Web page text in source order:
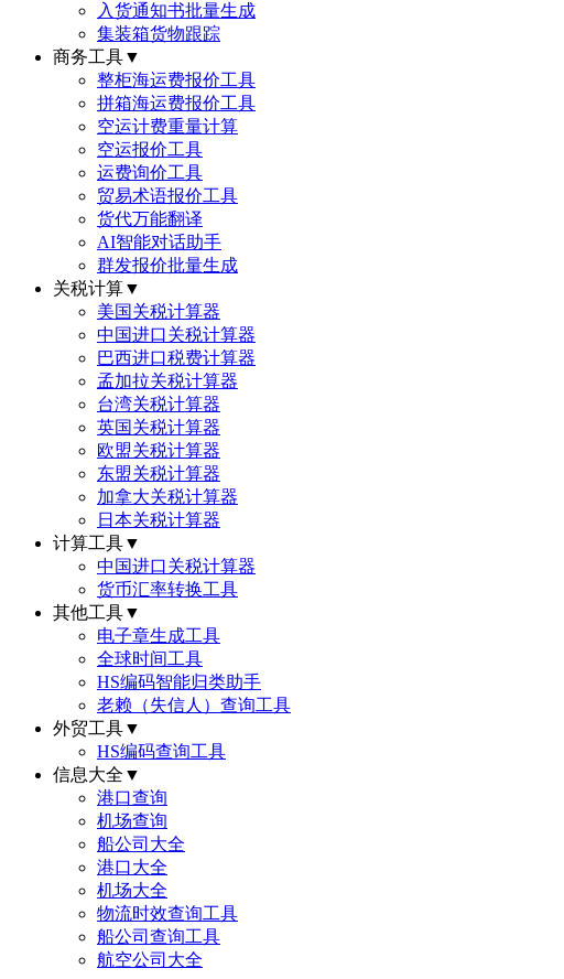
入货通知书批量生成
集装箱货物跟踪
商务工具▼
整柜海运费报价工具
拼箱海运费报价工具
空运计费重量计算
空运报价工具
运费询价工具
贸易术语报价工具
货代万能翻译
AI智能对话助手
群发报价批量生成
关税计算▼
美国关税计算器
中国进口关税计算器
巴西进口税费计算器
孟加拉关税计算器
台湾关税计算器
英国关税计算器
欧盟关税计算器
东盟关税计算器
加拿大关税计算器
日本关税计算器
计算工具▼
中国进口关税计算器
货币汇率转换工具
其他工具▼
电子章生成工具
全球时间工具
HS编码智能归类助手
老赖（失信人）查询工具
外贸工具▼
HS编码查询工具
信息大全 ▼
港口查询
机场查询
船公司大全
港口大全
机场大全
物流时效查询工具
船公司查询工具
航空公司大全